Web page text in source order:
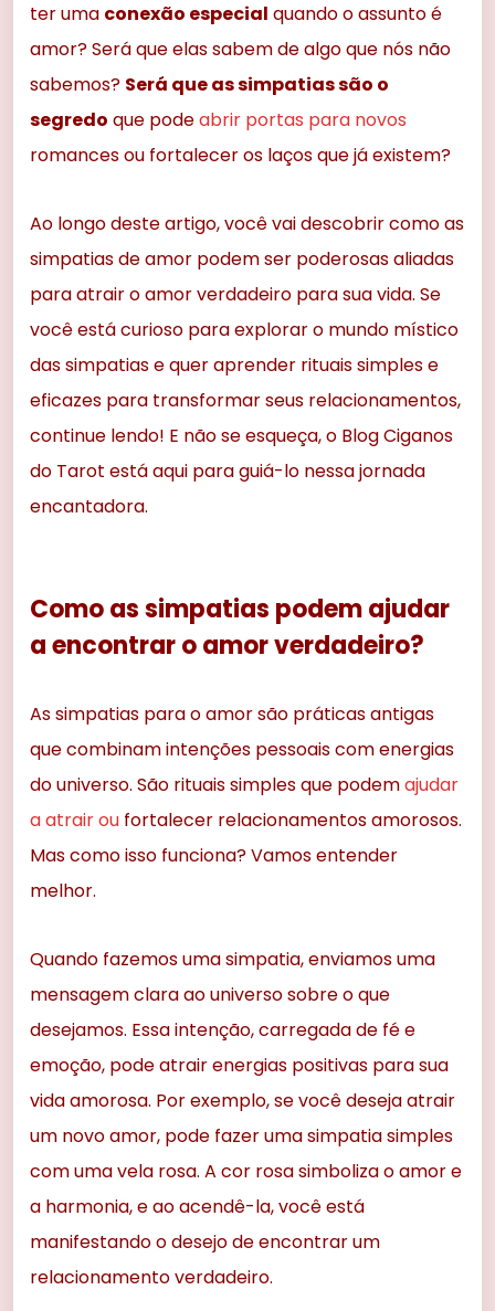
ter uma conexão especial quando o assunto é
amor? Será que elas sabem de algo que nós não
sabemos? Será que as simpatias são o
segredo que podeabrir portas para novos
romances ou fortalecer os laços que já existem?
Ao longo deste artigo, você vai descobrir como as
simpatias de amor podem ser poderosas aliadas
para atrair o amor verdadeiro para sua vida. Se
você está curioso para explorar o mundo místico
das simpatias e quer aprender rituais simples e
eficazes para transformar seus relacionamentos,
continue lendo! E não se esqueça, o Blog Ciganos
do Tarot está aqui para guiá-lo nessa jornada
encantadora.
Como as simpatias podem ajudar
a encontrar o amor verdadeiro?
As simpatias para o amor são práticas antigas
que combinam intenções pessoais com energias
do universo. São rituais simples que podemajudar
a atrair ou fortalecer relacionamentos amorosos.
Mas como isso funciona? Vamos entender
melhor.
Quando fazemos uma simpatia, enviamos uma
mensagem clara ao universo sobre o que
desejamos. Essa intenção, carregada de fé e
emoção, pode atrair energias positivas para sua
vida amorosa. Por exemplo, se você deseja atrair
um novo amor, pode fazer uma simpatia simples
com uma vela rosa. A cor rosa simboliza o amor e
a harmonia, e ao acendê-la, você está
manifestando o desejo de encontrar um
relacionamento verdadeiro.